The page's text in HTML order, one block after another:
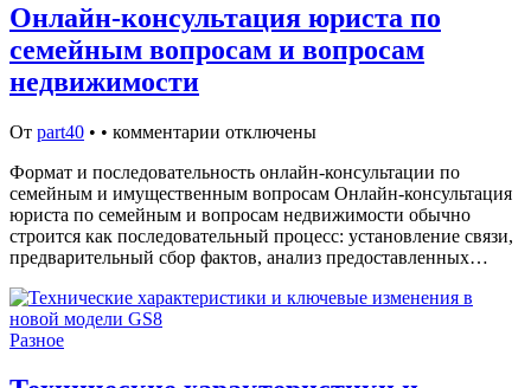
Онлайн-консультация юриста по
семейным вопросам и вопросам
недвижимости
От part40 • • комментарии отключены
Формат и последовательность онлайн‑консультации по
семейным и имущественным вопросам Онлайн‑консультация
юриста по семейным и вопросам недвижимости обычно
строится как последовательный процесс: установление связи,
предварительный сбор фактов, анализ предоставленных…
Разное